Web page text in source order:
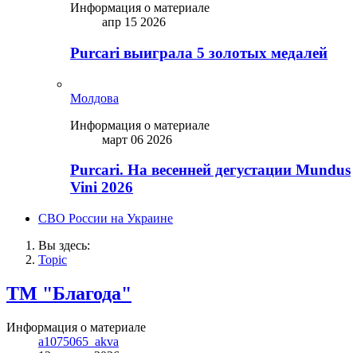
Информация о материале
апр 15 2026
Purcari выиграла 5 золотых медалей
Молдова
Информация о материале
март 06 2026
Purcari. На весенней дегустации Mundus
Vini 2026
СВО России на Украине
Вы здесь:
Topic
ТМ "Благода"
Информация о материале
a1075065_akva